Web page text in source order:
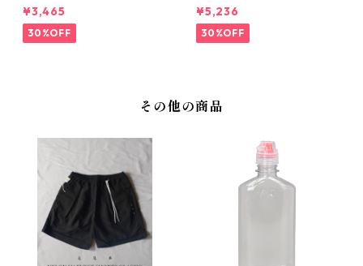
¥3,465
30%OFF
¥5,236
30%OFF
その他の商品